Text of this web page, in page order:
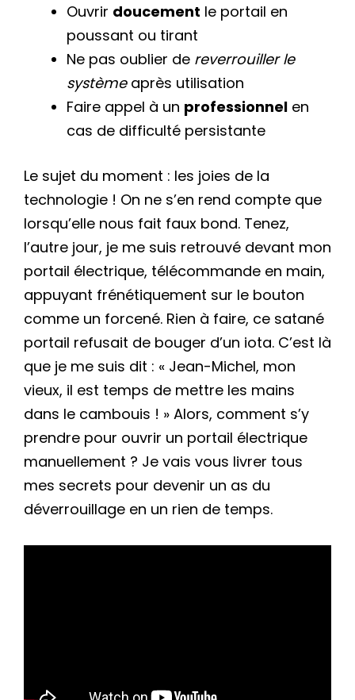
Ouvrir doucement le portail en
poussant ou tirant
Ne pas oublier de reverrouiller le
systèmeaprès utilisation
Faire appel à un professionnel en
cas de difficulté persistante
Le sujet du moment : les joies de la
technologie ! On ne s’en rend compte que
lorsqu’elle nous fait faux bond. Tenez,
l’autre jour, je me suis retrouvé devant mon
portail électrique, télécommande en main,
appuyant frénétiquement sur le bouton
comme un forcené. Rien à faire, ce satané
portail refusait de bouger d’un iota. C’est là
que je me suis dit : « Jean-Michel, mon
vieux, il est temps de mettre les mains
dans le cambouis ! » Alors, comment s’y
prendre pour ouvrir un portail électrique
manuellement ? Je vais vous livrer tous
mes secrets pour devenir un as du
déverrouillage en un rien de temps.